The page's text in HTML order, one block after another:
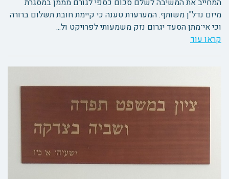
המחייב את המשיבה לשלם סכום כספי לגורם מממן במסגרת
מיזם נדל"ן משותף. המערערת טענה כי קיימת חובת תשלום ברורה
וכי אי־מתן הסעד יגרום נזק משמעותי לפרויקט ול...
קראו עוד